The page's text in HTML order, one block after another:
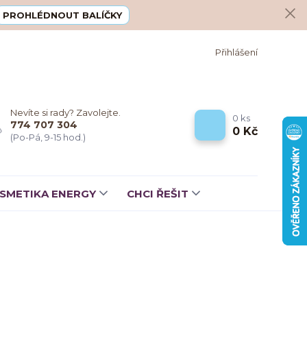
PROHLÉDNOUT BALÍČKY
Přihlášení
Nevíte si rady? Zavolejte.
774 707 304
(Po-Pá, 9-15 hod.)
0 ks
0 Kč
ENERGY CHCI ŘEŠIT